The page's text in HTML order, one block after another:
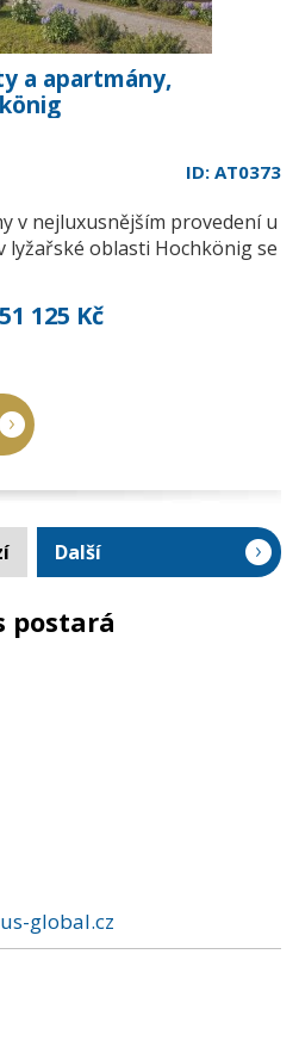
a apartmány,
ID: AT0373
v nejluxusnějším provedení u
lyžařské oblasti Hochkönig se
125 Kč
Další
postará
global.cz